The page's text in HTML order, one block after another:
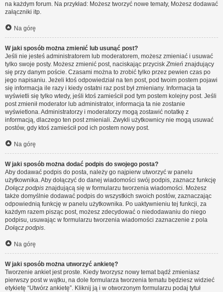
na każdym forum. Na przykład: Możesz tworzyć nowe tematy, Możesz dodawać
załączniki itp.
Na górę
W jaki sposób można zmienić lub usunąć post?
Jeśli nie jesteś administratorem lub moderatorem, możesz zmieniać i usuwać
tylko swoje posty. Możesz zmienić post, naciskając przyciskZmień znajdujący
się przy danym poście. Czasami można to zrobić tylko przez pewien czas po
jego napisaniu. Jeżeli ktoś odpowiedział na ten post, pod twoim postem pojawi
się informacja ile razy i kiedy ostatni raz post był zmieniany. Informacja ta
wyświetli się tylko wtedy, jeśli ktoś zamieścił pod tym postem kolejny post. Jeśli
post zmienił moderator lub administrator, informacja ta nie zostanie
wyświetlona. Administratorzy i moderatorzy mogą zostawić notatkę z
informacją, dlaczego ten post zmieniali. Zwykli użytkownicy nie mogą usuwać
postów, gdy ktoś zamieścił pod ich postem nowy post.
Na górę
W jaki sposób można dodać podpis do swojego posta?
Aby dodawać podpis do posta, należy go najpierw utworzyć w panelu
użytkownika. Aby dołączyć do danej wiadomości swój podpis, zaznacz funkcję
Dołącz podpis znajdującą się w formularzu tworzenia wiadomości. Możesz
także domyślnie dodawać podpis do wszystkich swoich postów, zaznaczając
odpowiednią funkcję w panelu użytkownika. Po uaktywnieniu tej funkcji, za
każdym razem pisząc post, możesz zdecydować o niedodawaniu do niego
podpisu, usuwając w formularzu tworzenia wiadomości zaznaczenie z pola
Dołącz podpis.
Na górę
W jaki sposób można utworzyć ankietę?
Tworzenie ankiet jest proste. Kiedy tworzysz nowy temat bądź zmieniasz
pierwszy post w wątku, na dole formularza tworzenia tematu będziesz widzieć
etykietę “Utwórz ankietę”. Kliknij ją i w otworzonym formularzu podaj tytuł